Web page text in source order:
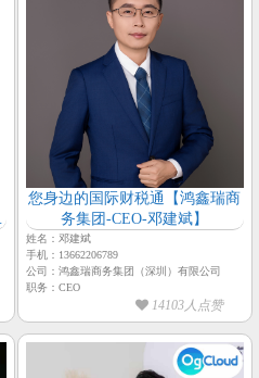
您身边的国际财税通【鸿鑫瑞商
务集团-CEO-邓建斌】
姓名：邓建斌
手机：13662206789
公司：鸿鑫瑞商务集团（深圳）有限公司
职务：CEO
14103人点赞